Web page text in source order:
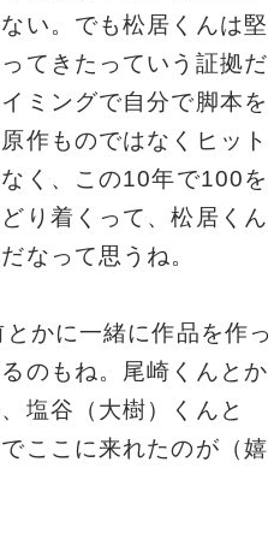
い。でも松居くんは堅
てきたっていう証拠だ
ミングで自分で脚本を
作ものではなくヒット
く、この10年で100を
り着くって、松居くん
なって思うね。
かに一緒に作品を作
のもね。尾崎くんとか
塩谷（大樹）くんと
ここに来れたのが（嬉